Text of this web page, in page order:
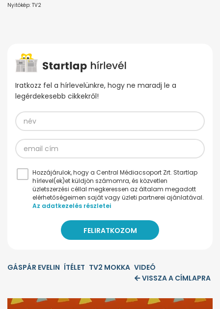
Nyitókép: TV2
Iratkozz fel a hírlevelünkre, hogy ne maradj le a
legérdekesebb cikkekről!
Hozzájárulok, hogy a Central Médiacsoport Zrt. Startlap
hírlevel(ek)et küldjön számomra, és közvetlen
üzletszerzési céllal megkeressen az általam megadott
elérhetőségeimen saját vagy üzleti partnerei ajánlatával.
Az adatkezelés részletei
GÁSPÁR EVELIN ÍTÉLET TV2 MOKKA VIDEÓ
VISSZA A CÍMLAPRA